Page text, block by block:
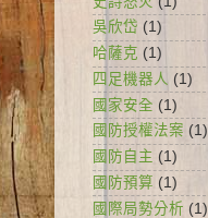
吳欣岱 (1)
哈薩克 (1)
四足機器人 (1)
國家安全 (1)
國防授權法案 (1)
國防自主 (1)
國防預算 (1)
國際局勢分析 (1)